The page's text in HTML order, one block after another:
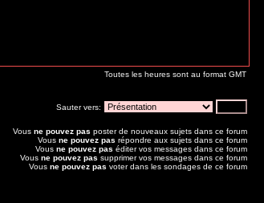
Toutes les heures sont au format GMT
Sauter vers:
Vous ne pouvez pas poster de nouveaux sujets dans ce forum
Vous ne pouvez pas répondre aux sujets dans ce forum
Vous ne pouvez pas éditer vos messages dans ce forum
Vous ne pouvez pas supprimer vos messages dans ce forum
Vous ne pouvez pas voter dans les sondages de ce forum